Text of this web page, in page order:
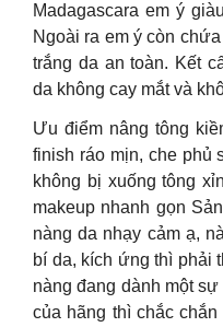
Madagascara em ý
Ngoài ra em ý còn
trắng da an toàn. Kết
da không cay mắt và
Ưu điểm nâng tông
finish ráo mịn, che phủ
không bị xuống tông
makeup nhanh gọn
nàng da nhạy cảm ạ,
bí da, kích ứng thì phải
nàng đang dành một
của hãng thì chắc